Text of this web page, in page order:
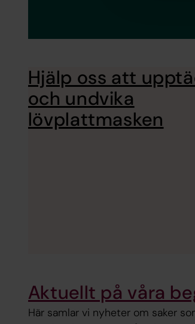
Hjälp oss att
och undvika
lövplattmasken
Aktuellt på våra
Här samlar vi nyheter om saker